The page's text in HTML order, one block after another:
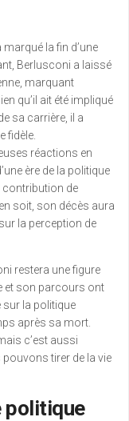
marqué la fin d’une
Berlusconi a laissé
marquant
qu’il ait été impliqué
sa carrière, il a
fidèle.
réactions en
ère de la politique
contribution de
soit, son décès aura
la perception de
restera une figure
et son parcours ont
sur la politique
après sa mort.
c’est aussi
tirer de la vie
politique